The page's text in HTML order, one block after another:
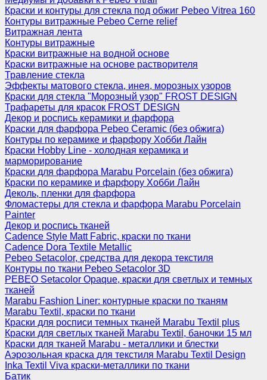
Краски и контуры для стекла под обжиг Pebeo Vitrea 160
Контуры витражные Pebeo Cerne relief
Витражная лента
Контуры витражные
Краски витражные на водной основе
Краски витражные на основе растворителя
Травление стекла
Эффекты матового стекла, инея, морозных узоров
Краски для стекла "Морозный узор" FROST DESIGN
Трафареты для красок FROST DESIGN
Декор и роспись керамики и фарфора
Краски для фарфора Pebeo Ceramic (без обжига)
Контуры по керамике и фарфору Хобби Лайн
Краски Hobby Line - холодная керамика и
марморирование
Краски для фарфора Marabu Porcelain (без обжига)
Краски по керамике и фарфору Хобби Лайн
Деколь, пленки для фарфора
Фломастеры для стекла и фарфора Marabu Porcelain
Painter
Декор и роспись тканей
Cadence Style Matt Fabric, краски по ткани
Cadence Dora Textile Metallic
Pebeo Setacolor, средства для декора текстиля
Контуры по ткани Pebeo Setacolor 3D
PEBEO Setacolor Opaque, краски для светлых и темных
тканей
Marabu Fashion Liner: контурные краски по тканям
Marabu Textil, краски по ткани
Краски для росписи темных тканей Marabu Textil plus
Краски для светлых тканей Marabu Textil, баночки 15 мл
Краски для тканей Marabu - металлики и блестки
Аэрозольная краска для текстиля Marabu Textil Design
Inka Textil Viva краски-металлики по ткани
Батик